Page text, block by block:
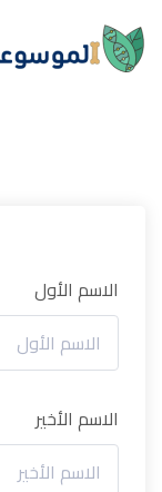
الاسم الأول
الاسم الأخير